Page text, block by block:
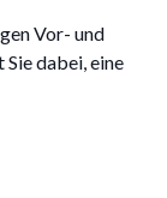
Vor- und
dabei, eine